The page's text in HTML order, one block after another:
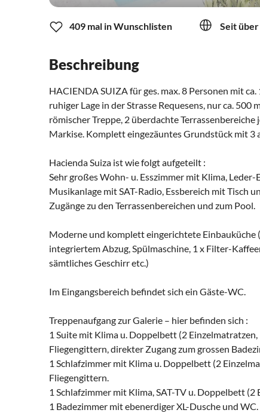
409 mal in Wunschlisten Seit
Beschreibung
HACIENDA SUIZA für ges. max. 8 Personen mit
ruhiger Lage in der Strasse Requesens, nur ca.
römischer Treppe, 2 überdachte
Markise. Komplett eingezäuntes Grundstück mit 3
Hacienda Suiza ist wie folgt aufgeteilt :
Sehr großes Wohn- u. Esszimmer mit Klima,
Musikanlage mit SAT-Radio, Essbereich mit Tisch
Zugänge zu den Terrassenbereichen und zum Pool.
Moderne und komplett eingerichtete
integriertem Abzug, Spülmaschine, 1 x Filter-
sämtliches Geschirr etc.)
Im Eingangsbereich befindet sich ein Gäste-WC.
Treppenaufgang zur Galerie – hier befinden sich :
1 Suite mit Klima u. Doppelbett (2
Fliegengittern, direkter Zugang zum grossen
1 Schlafzimmer mit Klima u. Doppelbett (2
Fliegengittern.
1 Schlafzimmer mit Klima, SAT-TV u. Doppelbett
1 Badezimmer mit ebenerdiger XL-Dusche und WC.